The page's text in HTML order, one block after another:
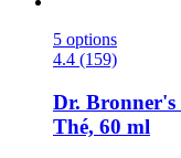
5 options
4.4 (159)
Dr. Bronner's
Thé, 60 ml